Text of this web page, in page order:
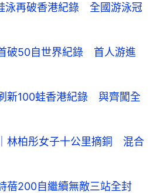
泳再破香港紀錄 全國游泳冠
破50自世界紀錄 首人游進
新100蛙香港紀錄 與齊闖全
林柏彤女子十公里摘銅 混合
蓓200自繼續無敵三站全封